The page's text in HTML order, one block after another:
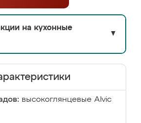
на кухонные
▼
высокоглянцевые Аlvic